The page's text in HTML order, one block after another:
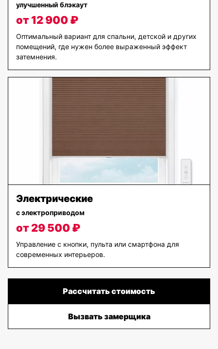
улучшенный блэкаут
от 12 900 ₽
Оптимальный вариант для спальни, детской и других
помещений, где нужен более выраженный эффект
затемнения.
Электрические
с электроприводом
от 29 500 ₽
Управление с кнопки, пульта или смартфона для
современных интерьеров.
Рассчитать стоимость
Вызвать замерщика